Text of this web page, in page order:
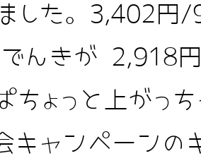
した。3,402
でんきが 2,918
ちょっと上がっ
キャンペーンの